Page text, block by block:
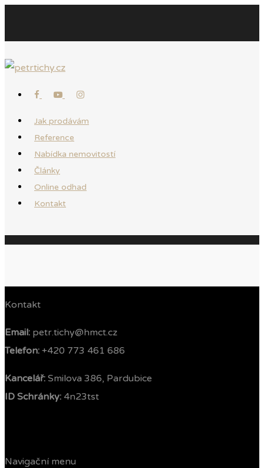
Jak prodávám
Reference
Nabídka nemovitostí
Články
Online odhad
Kontakt
Kontakt
Email: petr.tichy@hmct.cz
Telefon: ‭ +420 773 461 686‬
Kancelář: Smilova 386, Pardubice
ID Schránky: 4n23tst
Navigační menu